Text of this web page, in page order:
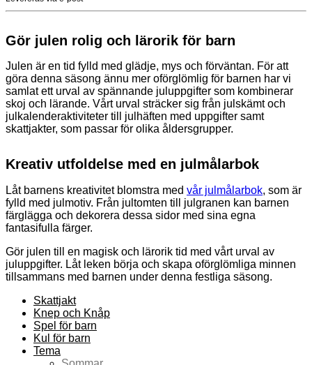
Gör julen rolig och lärorik för barn
Julen är en tid fylld med glädje, mys och förväntan. För att
göra denna säsong ännu mer oförglömlig för barnen har vi
samlat ett urval av spännande juluppgifter som kombinerar
skoj och lärande. Vårt urval sträcker sig från julskämt och
julkalenderaktiviteter till julhäften med uppgifter samt
skattjakter, som passar för olika åldersgrupper.
Kreativ utfoldelse med en julmålarbok
Låt barnens kreativitet blomstra med vår julmålarbok, som är
fylld med julmotiv. Från jultomten till julgranen kan barnen
färglägga och dekorera dessa sidor med sina egna
fantasifulla färger.
Gör julen till en magisk och lärorik tid med vårt urval av
juluppgifter. Låt leken börja och skapa oförglömliga minnen
tillsammans med barnen under denna festliga säsong.
Skattjakt
Knep och Knåp
Spel för barn
Kul för barn
Tema